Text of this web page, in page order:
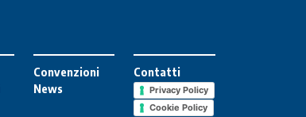
Convenzioni
News
Contatti
Privacy Policy
Cookie Policy